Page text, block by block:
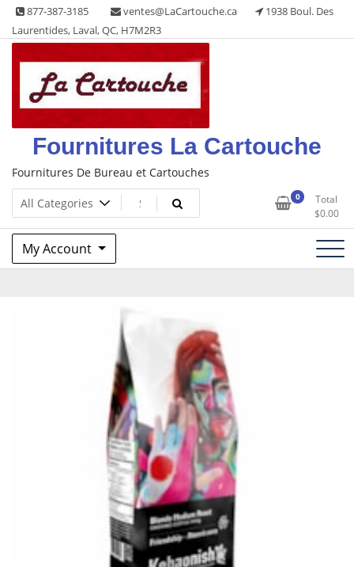
Skip
content
877-387-3185 ventes@LaCartouche.ca
1938 Boul. Des
Laurentides, Laval, QC, H7M2R3
Fournitures La Cartouche
Fournitures De Bureau et Cartouches
0
Total
$0.00
My Account